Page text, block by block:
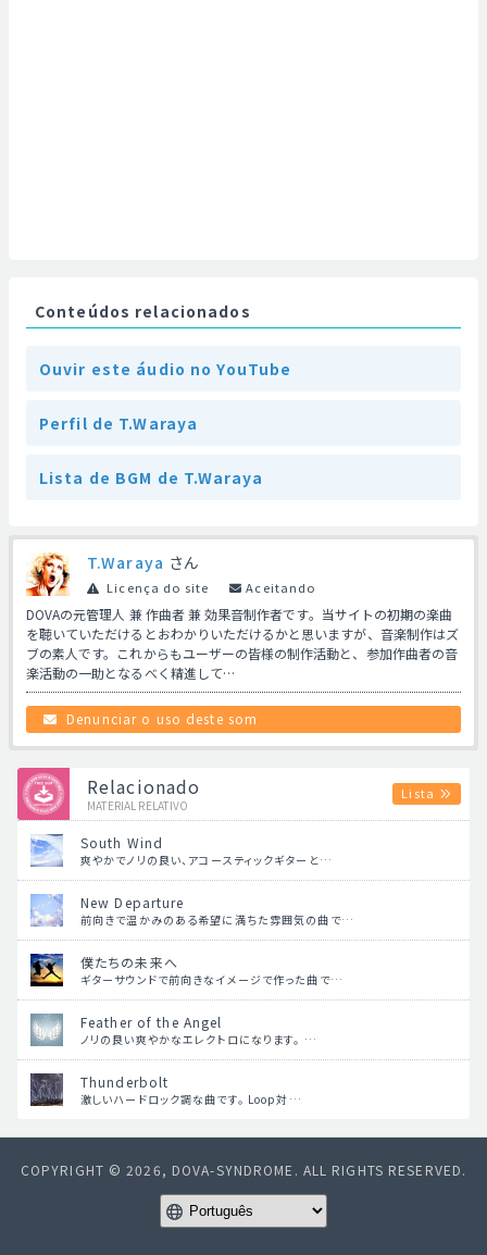
Conteúdos relacionados
Ouvir este áudio no YouTube
Perfil de T.Waraya
Lista de BGM de T.Waraya
T.Waraya さん
Licença do site Aceitando
DOVAの元管理人 兼 作曲者 兼 効果音制作者です。当サイトの初期の楽曲
を聴いていただけるとおわかりいただけるかと思いますが、音楽制作はズ
ブの素人です。これからもユーザーの皆様の制作活動と、参加作曲者の音
楽活動の一助となるべく精進して…
Denunciar o uso deste som
Relacionado
MATERIAL RELATIVO
Lista
South Wind
爽やかでノリの良い、アコースティックギターと…
New Departure
前向きで温かみのある希望に満ちた雰囲気の曲で…
僕たちの未来へ
ギターサウンドで前向きなイメージで作った曲で…
Feather of the Angel
ノリの良い爽やかなエレクトロになります。 …
Thunderbolt
激しいハードロック調な曲です。 Loop対…
COPYRIGHT © 2026, DOVA-SYNDROME. ALL RIGHTS RESERVED.